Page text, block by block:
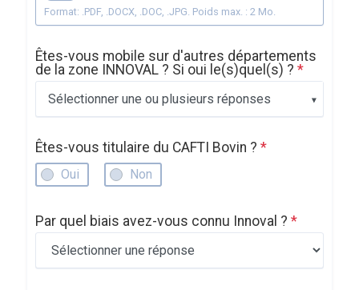
Format: .PDF, .DOCX, .DOC, .JPG. Poids max. : 2 Mo.
Êtes-vous mobile sur d'autres départements
de la zone INNOVAL ? Si oui le(s)quel(s) ? *
Sélectionner une ou plusieurs réponses
Êtes-vous titulaire du CAFTI Bovin ? *
Oui Non
Par quel biais avez-vous connu Innoval ? *